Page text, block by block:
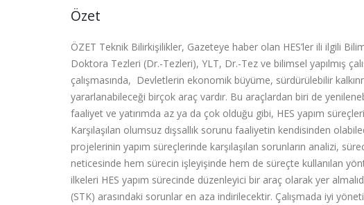
Özet
ÖZET Teknik Bilirkişilikler, Gazeteye haber olan HES’ler ili ilgili
Doktora Tezleri (Dr.-Tezleri), YLT, Dr.-Tez ve bilimsel yapılmış
çalışmasında, Devletlerin ekonomik büyüme, sürdürülebilir
yararlanabileceği birçok araç vardır. Bu araçlardan biri de
faaliyet ve yatırımda az ya da çok olduğu gibi, HES yapım
Karşılaşılan olumsuz dışsallık sorunu faaliyetin kendisinden
projelerinin yapım süreçlerinde karşılaşılan sorunların analizi,
neticesinde hem sürecin işleyişinde hem de süreçte kullanılan
ilkeleri HES yapım sürecinde düzenleyici bir araç olarak yer
(STK) arasındaki sorunlar en aza indirilecektir. Çalışmada iyi